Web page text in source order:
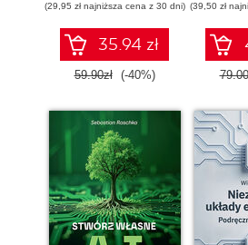
zarządzaj nią z
wykorzystaniem
Dockera
(29,95 zł najniższa cena z 30 dni)
35.94 zł
59.90zł (-40%)
(39,50 zł